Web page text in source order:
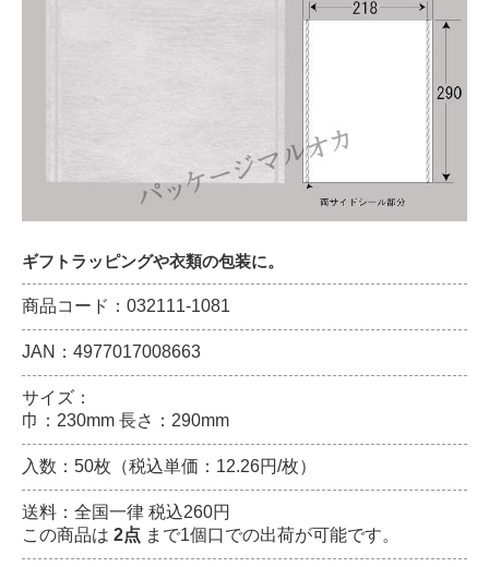
ギフトラッピングや衣類の包装に。
商品コード：032111-1081
JAN：4977017008663
サイズ：
巾：230mm 長さ：290mm
入数：50枚（税込単価：12.26円/枚）
送料：全国一律 税込260円
この商品は 2点 まで1個口での出荷が可能です。